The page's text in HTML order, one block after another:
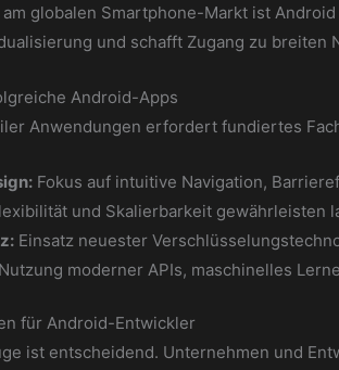
globalen Smartphone-Markt ist
und schafft Zugang zu
Android-Apps
Anwendungen erfordert fundiertes
Fokus auf intuitive Navigation,
und Skalierbarkeit gewährleisten
Einsatz neuester
Nutzung moderner APIs, maschinelles
für Android-Entwickler
ist entscheidend. Unternehmen und